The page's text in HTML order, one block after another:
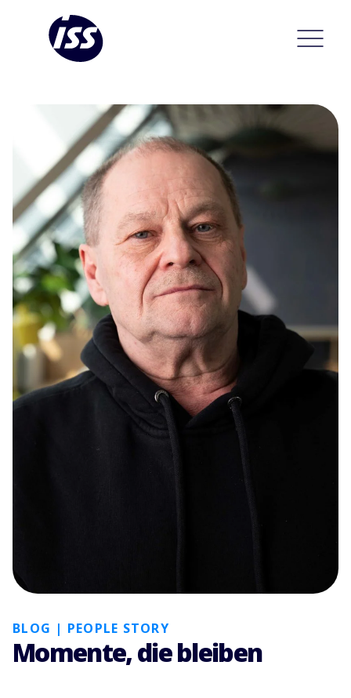
BLOG | PEOPLE STORY
Momente, die bleiben